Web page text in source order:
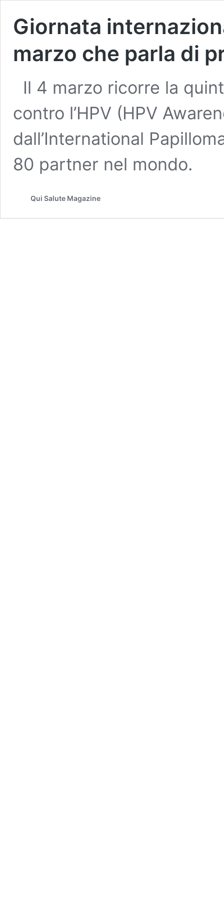
Giornata
marzo che parla di
Il 4 marzo ricorre la
contro l’HPV (HPV
dall’International
80 partner nel mondo.
Qui Salute Magazine